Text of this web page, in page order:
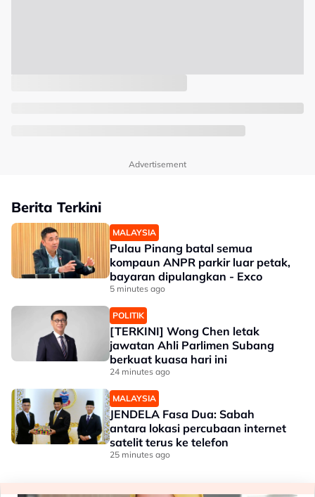
Advertisement
Berita Terkini
MALAYSIA
Pulau Pinang batal semua
kompaun ANPR parkir luar petak,
bayaran dipulangkan - Exco
5 minutes ago
POLITIK
[TERKINI] Wong Chen letak
jawatan Ahli Parlimen Subang
berkuat kuasa hari ini
24 minutes ago
MALAYSIA
JENDELA Fasa Dua: Sabah
antara lokasi percubaan internet
satelit terus ke telefon
25 minutes ago